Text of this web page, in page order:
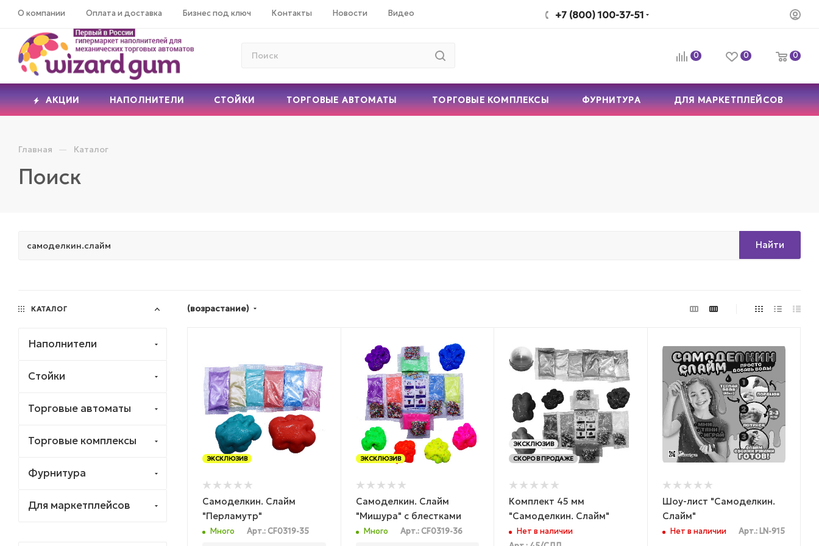
О компании Оплата и доставка Бизнес под ключ Контакты Новости Видео +7 (800) 100-37-51
0 0 0
АКЦИИ НАПОЛНИТЕЛИ СТОЙКИ ТОРГОВЫЕ АВТОМАТЫ ТОРГОВЫЕ КОМПЛЕКСЫ ФУРНИТУРА ДЛЯ МАРКЕТПЛЕЙСОВ
Главная — Каталог
Поиск
Найти
(возрастание)
ЭКСКЛЮЗИВ
Самоделкин. Слайм
"Перламутр"
Много Арт.: CF0319-35
ЭКСКЛЮЗИВ
Самоделкин. Слайм
"Мишура" с блестками
Много Арт.: CF0319-36
ЭКСКЛЮЗИВ
СКОРО В ПРОДАЖЕ
Комплект 45 мм
"Самоделкин. Слайм"
Нет в наличии
Шоу-лист "Самоделкин.
Слайм"
Нет в наличии Арт.: LN-915
КАТАЛОГ
Наполнители
Стойки
Торговые автоматы
Торговые комплексы
Фурнитура
Для маркетплейсов